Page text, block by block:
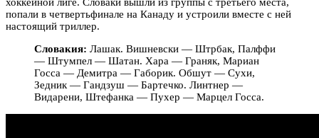
хоккейной лиге. Словаки вышли из группы с третьего места,
попали в четвертьфинале на Канаду и устроили вместе с ней
настоящий триллер.
Словакия: Лашак. Вишневски — Штрбак, Палффи
— Штумпел — Шатан. Хара — Граняк, Мариан
Госса — Демитра — Габорик. Обшут — Сухи,
Зедник — Гандзуш — Бартечко. Линтнер —
Видарени, Штефанка — Пухер — Марцел Госса.